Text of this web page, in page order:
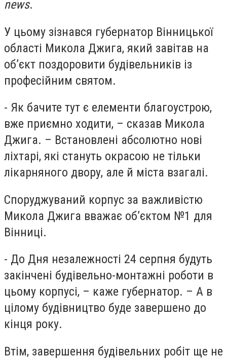
news.
У цьому зізнався губернатор Вінницької
області Микола Джига, який завітав на
об’єкт поздоровити будівельників із
професійним святом.
- Як бачите тут є елементи благоустрою,
вже приємно ходити, – сказав Микола
Джига. – Встановлені абсолютно нові
ліхтарі, які стануть окрасою не тільки
лікарняного двору, але й міста взагалі.
Споруджуваний корпус за важливістю
Микола Джига вважає об’єктом №1 для
Вінниці.
- До Дня незалежності 24 серпня будуть
закінчені будівельно-монтажні роботи в
цьому корпусі, – каже губернатор. – А в
цілому будівництво буде завершено до
кінця року.
Втім, завершення будівельних робіт ще не